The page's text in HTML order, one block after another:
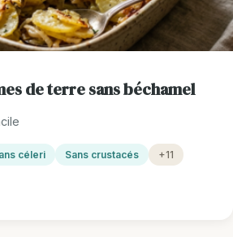
de terre sans béchamel
céleri Sans crustacés +11